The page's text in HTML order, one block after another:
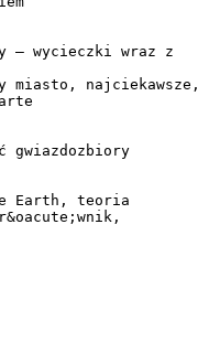
– wycieczki wraz z
najciekawsze,
gwiazdozbiory
Earth, teoria